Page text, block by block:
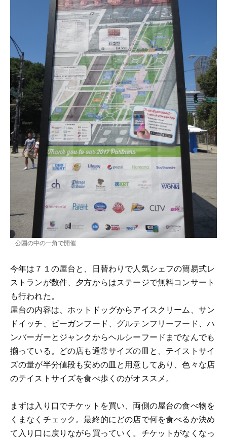
公園の中の一角で開催
今年は７１の屋台と、日替わりで人気シェフの簡易式レ
ストランが数件、夕方からはステージで無料コンサート
も行われた。
屋台の内容は、ホットドッグからアイスクリーム、サン
ドイッチ、ビーガンフード、グルテンフリーフード、ハ
ンバーガーとジャンクからヘルシーフードまでなんでも
揃っている。どの店も通常サイズの皿と、テイストサイ
ズの量が半分値段も安めの皿と用意してあり、色々な店
のテイストサイズを食べ歩くのがオススメ。
まずは入り口でチケットを買い、両側の屋台の食べ物を
くまなくチェック。最終的にどの店で何を食べるか決め
て入り口に戻りながら買っていく。チケットがなくなっ